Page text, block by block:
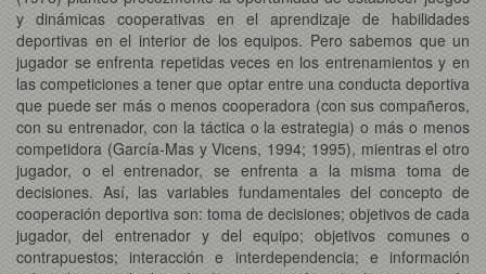
y dinámicas cooperativas en el aprendizaje de habilidades
deportivas en el interior de los equipos. Pero sabemos que un
jugador se enfrenta repetidas veces en los entrenamientos y en
las competiciones a tener que optar entre una conducta deportiva
que puede ser más o menos cooperadora (con sus compañeros,
con su entrenador, con la táctica o la estrategia) o más o menos
competidora (García-Mas y Vicens, 1994; 1995), mientras el otro
jugador, o el entrenador, se enfrenta a la misma toma de
decisiones. Así, las variables fundamentales del concepto de
cooperación deportiva son: toma de decisiones; objetivos de cada
jugador, del entrenador y del equipo; objetivos comunes o
contrapuestos; interacción e interdependencia; e información